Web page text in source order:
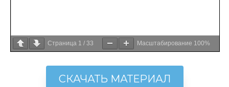
Страница 1 / 33 Масштабирование 100%
СКАЧАТЬ МАТЕРИАЛ